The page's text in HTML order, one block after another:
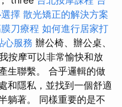
擇 散光矯正的解決方案
刀療程 如何進行居家打
心服務 辦公椅、辦公桌、
按摩可以非常愉快和放
生聯繫。 合乎邏輯的做
和隱私，並找到一個舒適
躺著。 同樣重要的是不